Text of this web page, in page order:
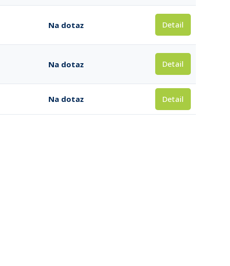
Na dotaz Detail
Na dotaz Detail
Na dotaz Detail